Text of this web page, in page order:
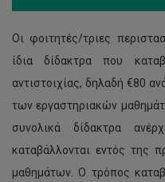
Οι φοιτητές/τριες
ίδια δίδακτρα που
αντιστοιχίας, δηλαδή €80
των εργαστηριακών
συνολικά δίδακτρα
καταβάλλονται εντός της
μαθημάτων. Ο τρόπος